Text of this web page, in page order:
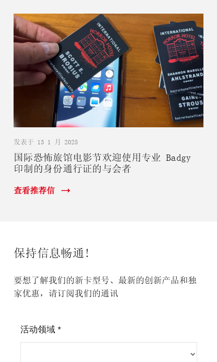
发表于 13 1 月 2025
国际恐怖旅馆电影节欢迎使用专业 Badgy
印制的身份通行证的与会者
查看推荐信
保持信息畅通!
要想了解我们的新卡型号、最新的创新产品和独
家优惠，请订阅我们的通讯